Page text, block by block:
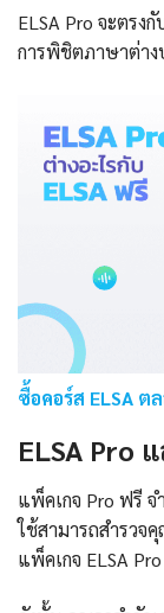
ELSA Pro จะตรง
การพิชิตภาษาต่าง
ซื้อคอร์ส ELSA
ELSA Pro
แพ็คเกจ Pro ฟรี
ใช้สามารถสำรวจ
แพ็คเกจ ELSA Pro